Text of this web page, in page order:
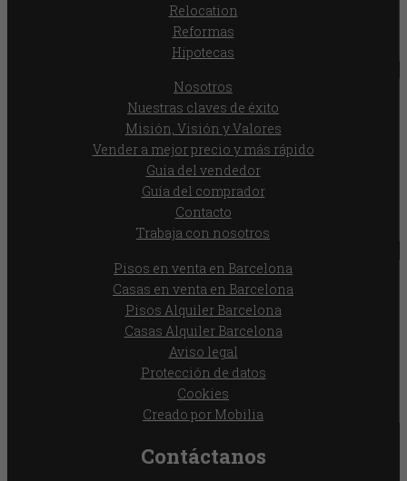
Relocation
Reformas
Hipotecas
Nosotros
Nuestras claves de éxito
Misión, Visión y Valores
Vender a mejor precio y más rápido
Guía del vendedor
Guía del comprador
Contacto
Trabaja con nosotros
Pisos en venta en Barcelona
Casas en venta en Barcelona
Pisos Alquiler Barcelona
Casas Alquiler Barcelona
Aviso legal
Protección de datos
Cookies
Creado por Mobilia
Contáctanos